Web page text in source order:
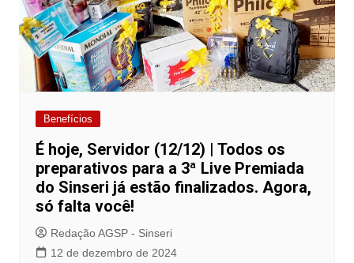
Benefícios
É hoje, Servidor (12/12) | Todos os
preparativos para a 3ª Live Premiada
do Sinseri já estão finalizados. Agora,
só falta você!
Redação AGSP - Sinseri
12 de dezembro de 2024